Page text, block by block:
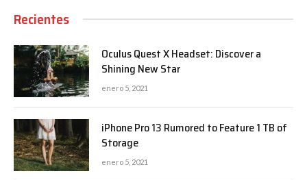
Recientes
Oculus Quest X Headset: Discover a
Shining New Star
enero 5, 2021
iPhone Pro 13 Rumored to Feature 1 TB of
Storage
enero 5, 2021